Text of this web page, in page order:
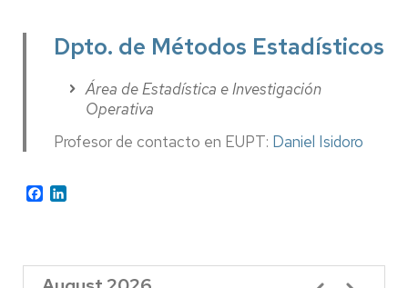
Dpto. de Métodos Estadísticos
Área de Estadística e Investigación
Operativa
Profesor de contacto en EUPT: Daniel Isidoro
Facebook
Pagination